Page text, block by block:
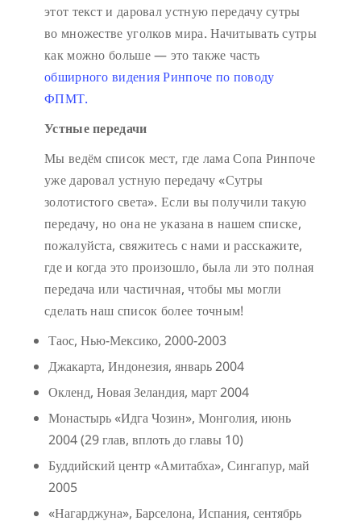
этот текст и даровал устную передачу сутры
во множестве уголков мира. Начитывать сутры
как можно больше — это также часть
обширного видения Ринпоче по поводу
ФПМТ.
Устные передачи
Мы ведём список мест, где лама Сопа Ринпоче
уже даровал устную передачу «Сутры
золотистого света». Если вы получили такую
передачу, но она не указана в нашем списке,
пожалуйста, свяжитесь с нами и расскажите,
где и когда это произошло, была ли это полная
передача или частичная, чтобы мы могли
сделать наш список более точным!
Таос, Нью-Мексико, 2000-2003
Джакарта, Индонезия, январь 2004
Окленд, Новая Зеландия, март 2004
Монастырь «Идга Чозин», Монголия, июнь
2004 (29 глав, вплоть до главы 10)
Буддийский центр «Амитабха», Сингапур, май
2005
«Нагарджуна», Барселона, Испания, сентябрь